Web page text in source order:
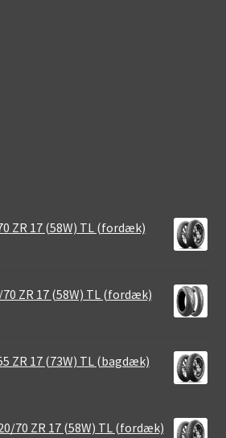
ZR 17 (58W) TL (fordæk)
ZR 17 (58W) TL (fordæk)
ZR 17 (73W) TL (bagdæk)
70 ZR 17 (58W) TL (fordæk)